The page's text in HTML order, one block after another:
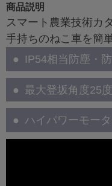
商品説明
スマート農業技術カ
手持ちのねこ車を簡
IP54相当防塵・
最大登坂角度25度
ハイパワーモー